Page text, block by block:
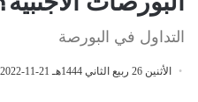
التداول في البورصة
الأثنين 26 ربيع الثاني 1444هـ 21-11-2022م